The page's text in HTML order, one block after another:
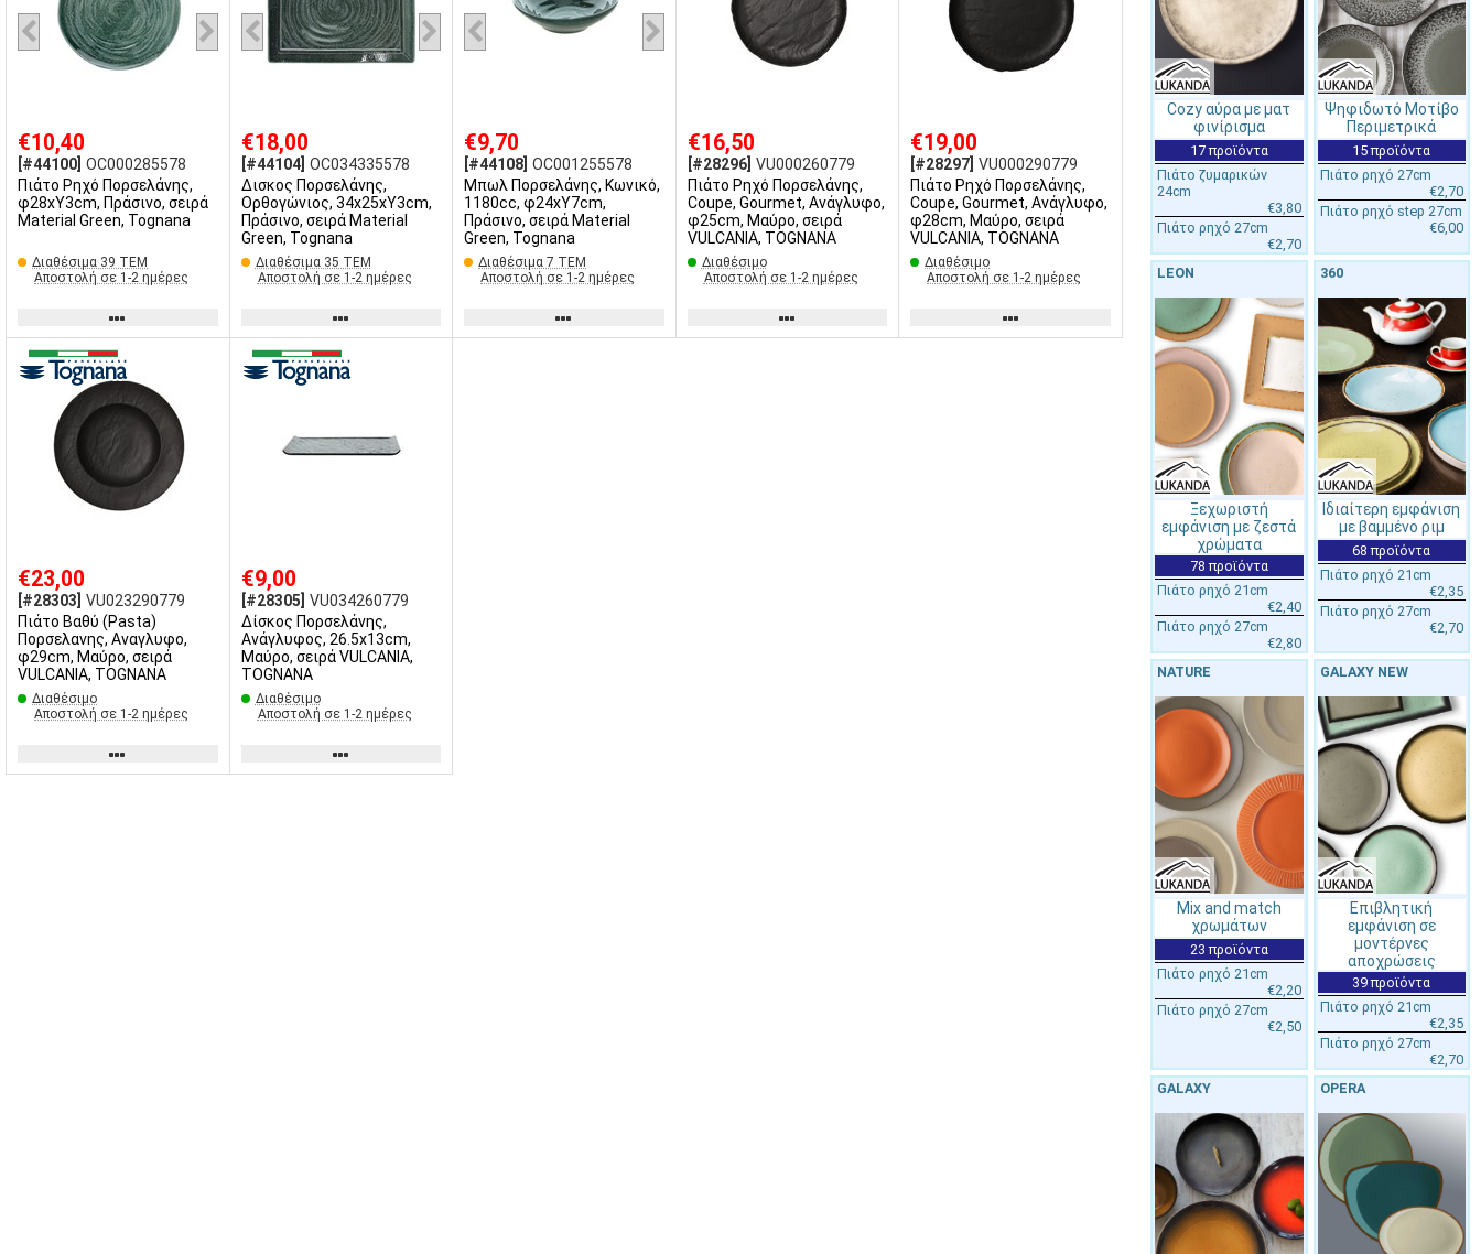
€10,40
[#44100] OC000285578
Πιάτο Ρηχό Πορσελάνης,
φ28xΥ3cm, Πράσινο, σειρά
Material Green, Tognana
Διαθέσιμα 39 ΤΕΜ
Αποστολή σε 1-2 ημέρες
€18,00
[#44104] OC034335578
Δισκος Πορσελάνης,
Ορθογώνιος, 34x25xΥ3cm,
Πράσινο, σειρά Material
Green, Tognana
Διαθέσιμα 35 ΤΕΜ
Αποστολή σε 1-2 ημέρες
€9,70
[#44108] OC001255578
Μπωλ Πορσελάνης, Κωνικό,
1180cc, φ24xΥ7cm,
Πράσινο, σειρά Material
Green, Tognana
Διαθέσιμα 7 ΤΕΜ
Αποστολή σε 1-2 ημέρες
€16,50
[#28296] VU000260779
Πιάτο Ρηχό Πορσελάνης,
Coupe, Gourmet, Ανάγλυφο,
φ25cm, Μαύρο, σειρά
VULCANIA, TOGNANA
Διαθέσιμο
Αποστολή σε 1-2 ημέρες
€19,00
[#28297] VU000290779
Πιάτο Ρηχό Πορσελάνης,
Coupe, Gourmet, Ανάγλυφο,
φ28cm, Μαύρο, σειρά
VULCANIA, TOGNANA
Διαθέσιμο
Αποστολή σε 1-2 ημέρες
€23,00
[#28303] VU023290779
Πιάτο Βαθύ (Pasta)
Πορσελανης, Αναγλυφο,
φ29cm, Μαύρο, σειρά
VULCANIA, TOGNANA
Διαθέσιμο
Αποστολή σε 1-2 ημέρες
€9,00
[#28305] VU034260779
Δίσκος Πορσελάνης,
Ανάγλυφος, 26.5x13cm,
Μαύρο, σειρά VULCANIA,
TOGNANA
Διαθέσιμο
Αποστολή σε 1-2 ημέρες
Cozy αύρα με ματ
φινίρισμα
17 προϊόντα
Πιάτο ζυμαρικών
24cm
€3,80
Πιάτο ρηχό 27cm
€2,70
Ψηφιδωτό Μοτίβο
Περιμετρικά
15 προϊόντα
Πιάτο ρηχό 27cm
€2,70
Πιάτο ρηχό step 27cm
€6,00
LEON
Ξεχωριστή
εμφάνιση με ζεστά
χρώματα
78 προϊόντα
Πιάτο ρηχό 21cm
€2,40
Πιάτο ρηχό 27cm
€2,80
360
Ιδιαίτερη εμφάνιση
με βαμμένο ριμ
68 προϊόντα
Πιάτο ρηχό 21cm
€2,35
Πιάτο ρηχό 27cm
€2,70
NATURE
Mix and match
χρωμάτων
23 προϊόντα
Πιάτο ρηχό 21cm
€2,20
Πιάτο ρηχό 27cm
€2,50
GALAXY NEW
Επιβλητική
εμφάνιση σε
μοντέρνες
αποχρώσεις
39 προϊόντα
Πιάτο ρηχό 21cm
€2,35
Πιάτο ρηχό 27cm
€2,70
GALAXY
OPERA